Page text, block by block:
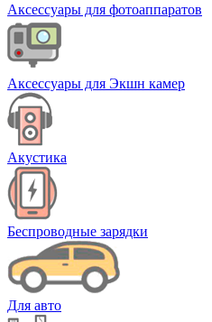
Аксессуары для фотоаппаратов
Аксессуары для Экшн камер
Акустика
Беспроводные зарядки
Для авто